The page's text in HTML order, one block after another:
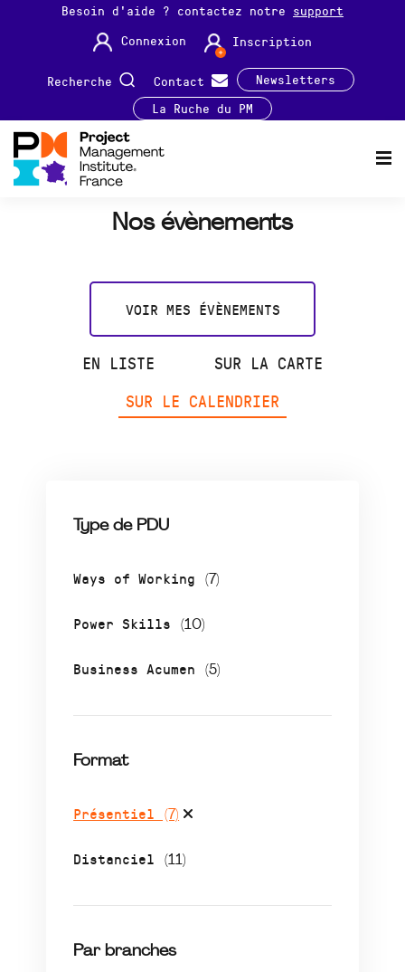
Besoin d'aide ? contactez notre support
Connexion
Inscription
Recherche Contact
Newsletters
La Ruche du PM
Nos évènements
VOIR MES ÉVÈNEMENTS
EN LISTE
SUR LA CARTE
SUR LE CALENDRIER
Type de PDU
Ways of Working (7)
Power Skills (10)
Business Acumen (5)
Format
Présentiel (7)
Distanciel (11)
Par branches